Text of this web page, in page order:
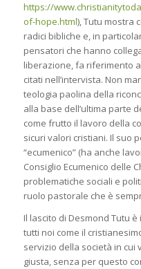
https://
of-hope.html), Tutu mostra
radici bibliche e, in
pensatori che hanno
liberazione, fa riferimento
citati nell’intervista. Non
teologia paolina della
alla base dell’ultima parte
come frutto il lavoro della
sicuri valori cristiani. Il suo
“ecumenico” (ha anche
Consiglio Ecumenico delle
problematiche sociali e
ruolo pastorale che è
Il lascito di Desmond Tutu
tutti noi come il
servizio della società in cui
giusta, senza per questo